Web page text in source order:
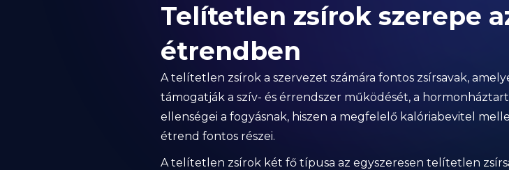
Telítetlen zsírok szerepe
étrendben
A telítetlen zsírok a szervezet számára fontos zsírsavak,
támogatják a szív- és érrendszer működését, a
ellenségei a fogyásnak, hiszen a megfelelő kalóriabevitel
étrend fontos részei.
A telítetlen zsírok két fő típusa az egyszeresen telítetlen